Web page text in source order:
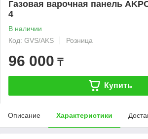
Газовая варочная панель
4
В наличии
Код: GVS/AKS
Розница
96 000 ₸
Купить
Описание Характеристики